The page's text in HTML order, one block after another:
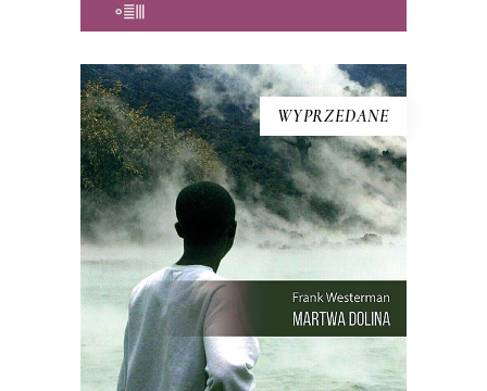
WYPRZEDANE
[EBOOK] Frank Westerman –
MARTWA DOLINA
21 sierpnia 1986 roku wieczorem,
księżyc był wtedy w nowiu, z doliny w
północno-wschodnim Kamerunie
zniknęło wszelkie życie. Kurczaki,
pawiany, zebu i ptaki leżały martwe w
trawie – tak samo jak dwa tysiące